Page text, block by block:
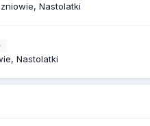
Nastolatki
Nastolatki